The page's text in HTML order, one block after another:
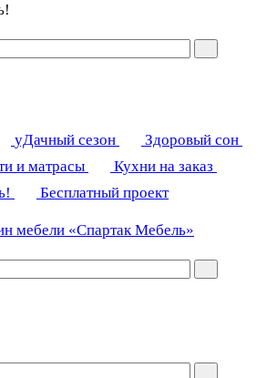
уДачный сезон
Здоровый сон
и матрасы
Кухни на заказ
Бесплатный проект